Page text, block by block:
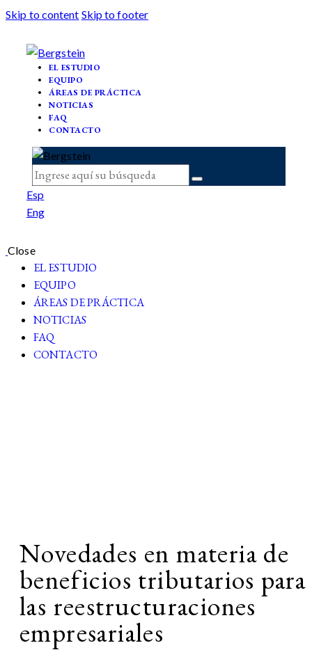
Skip to content Skip to footer
EL ESTUDIO
EQUIPO
ÁREAS DE PRÁCTICA
NOTICIAS
FAQ
CONTACTO
Esp
Eng
Close
EL ESTUDIO
EQUIPO
ÁREAS DE PRÁCTICA
NOTICIAS
FAQ
CONTACTO
Novedades en materia de
beneficios tributarios para
las reestructuraciones
empresariales